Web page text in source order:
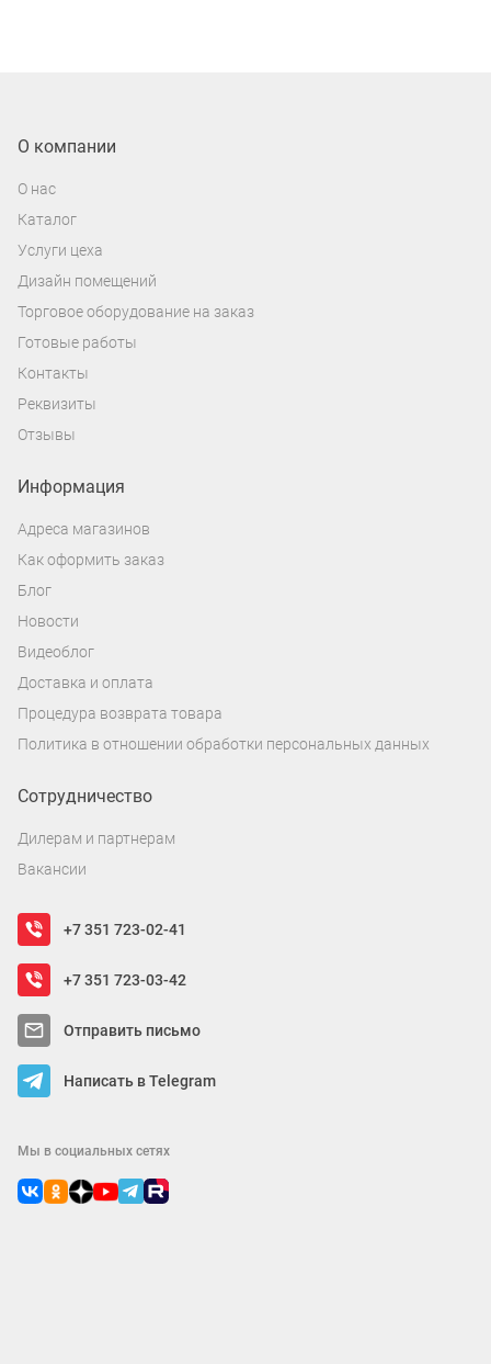
О компании
О нас
Каталог
Услуги цеха
Дизайн помещений
Торговое оборудование на заказ
Готовые работы
Контакты
Реквизиты
Отзывы
Информация
Адреса магазинов
Как оформить заказ
Блог
Новости
Видеоблог
Доставка и оплата
Процедура возврата товара
Политика в отношении обработки персональных данных
Сотрудничество
Дилерам и партнерам
Вакансии
+7 351 723-02-41
+7 351 723-03-42
Отправить письмо
Написать в Telegram
Мы в социальных сетях